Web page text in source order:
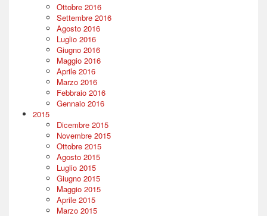
Ottobre 2016
Settembre 2016
Agosto 2016
Luglio 2016
Giugno 2016
Maggio 2016
Aprile 2016
Marzo 2016
Febbraio 2016
Gennaio 2016
2015
Dicembre 2015
Novembre 2015
Ottobre 2015
Agosto 2015
Luglio 2015
Giugno 2015
Maggio 2015
Aprile 2015
Marzo 2015